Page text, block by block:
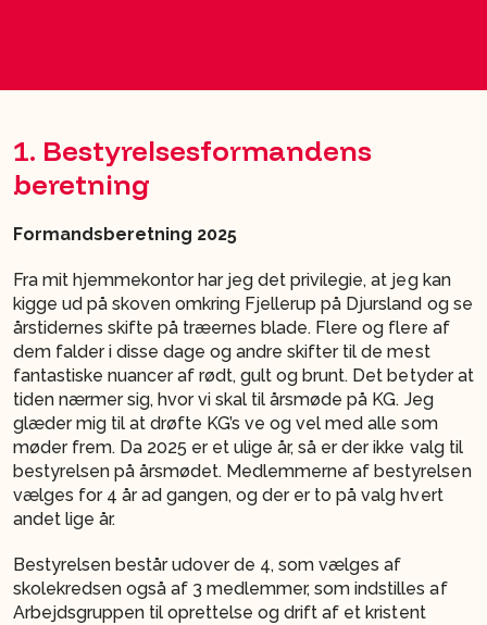
1. Bestyrelsesformandens
beretning
Formandsberetning 2025
Fra mit hjemmekontor har jeg det privilegie, at jeg kan
kigge ud på skoven omkring Fjellerup på Djursland og se
årstidernes skifte på træernes blade. Flere og flere af
dem falder i disse dage og andre skifter til de mest
fantastiske nuancer af rødt, gult og brunt. Det betyder at
tiden nærmer sig, hvor vi skal til årsmøde på KG. Jeg
glæder mig til at drøfte KG’s ve og vel med alle som
møder frem. Da 2025 er et ulige år, så er der ikke valg til
bestyrelsen på årsmødet. Medlemmerne af bestyrelsen
vælges for 4 år ad gangen, og der er to på valg hvert
andet lige år.
Bestyrelsen består udover de 4, som vælges af
skolekredsen også af 3 medlemmer, som indstilles af
Arbejdsgruppen til oprettelse og drift af et kristent